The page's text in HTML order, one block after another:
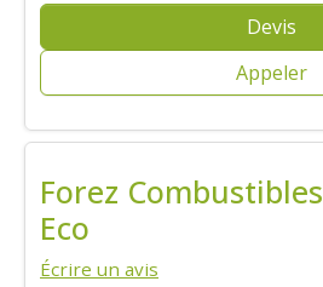
Devis
Appeler
Forez Combustibles
Eco
Écrire un avis